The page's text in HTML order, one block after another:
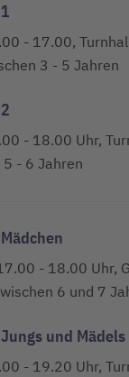
- 17.00,
3 - 5 Jahren
- 18.00 Uhr,
5 - 6 Jahren
- 18.00 Uhr,
6 und 7
und Mädels
- 19.20 Uhr,